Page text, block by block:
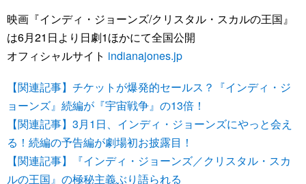
映画『インディ・ジョーンズ/クリスタル・スカルの王国』
は6月21日より日劇1ほかにて全国公開
オフィシャルサイト indianajones.jp
【関連記事】チケットが爆発的セールス？『インディ・ジ
ョーンズ』続編が『宇宙戦争』の13倍！
【関連記事】3月1日、インディ・ジョーンズにやっと会え
る！続編の予告編が劇場初お披露目！
【関連記事】『インディ・ジョーンズ／クリスタル・スカ
ルの王国』の極秘主義ぶり語られる